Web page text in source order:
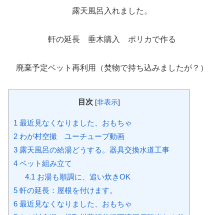
露天風呂入れました。
軒の延長 垂木購入 ポリカで作る
廃棄予定ベット再利用（焚物で持ち込みましたが？）
目次 [非表示]
1 最近見なくなりました、おもちゃ
2 わが村空撮 ユーチューブ動画
3 露天風呂の給湯どうする。器具交換水道工事
4 ベット組み立て
4.1 お湯も順調に、追い炊きOK
5 軒の延長：屋根を付けます。
6 最近見なくなりました、おもちゃ